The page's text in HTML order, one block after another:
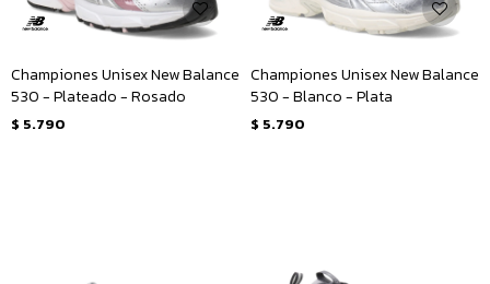
Championes Unisex New Balance
530 - Plateado - Rosado
$ 5.790
Championes Unisex New Balance
530 - Blanco - Plata
$ 5.790